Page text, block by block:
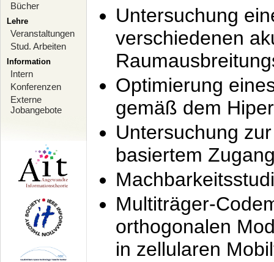
Bücher
Lehre
Veranstaltungen
Stud. Arbeiten
Information
Intern
Konferenzen
Externe
Jobangebote
Untersuchung
verschiedenen
Optimierung
gemäß dem
Untersuchung
basiertem
Multiträger-
orthogonalen
in zellularen